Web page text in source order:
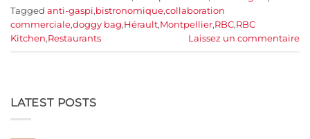
Tagged anti-gaspi,bistronomique,collaboration
commerciale,doggy bag,Hérault,Montpellier,RBC,RBC
Kitchen,Restaurants Laissez un commentaire
LATEST POSTS